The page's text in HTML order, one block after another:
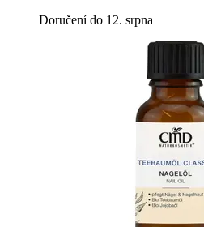
Doručení do 12. srpna